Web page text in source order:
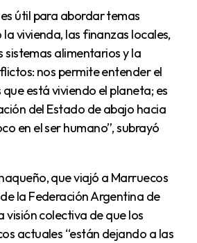
vivienda, las finanzas locales,
sistemas alimentarios y la
nos permite entender el
está viviendo el planeta; es
del Estado de abajo hacia
en el ser humano”, subrayó
la Federación Argentina de
visión colectiva de que los
actuales “están dejando a las